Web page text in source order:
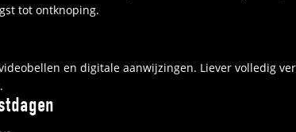
tot ontknoping.
en digitale aanwijzingen. Liever volledig